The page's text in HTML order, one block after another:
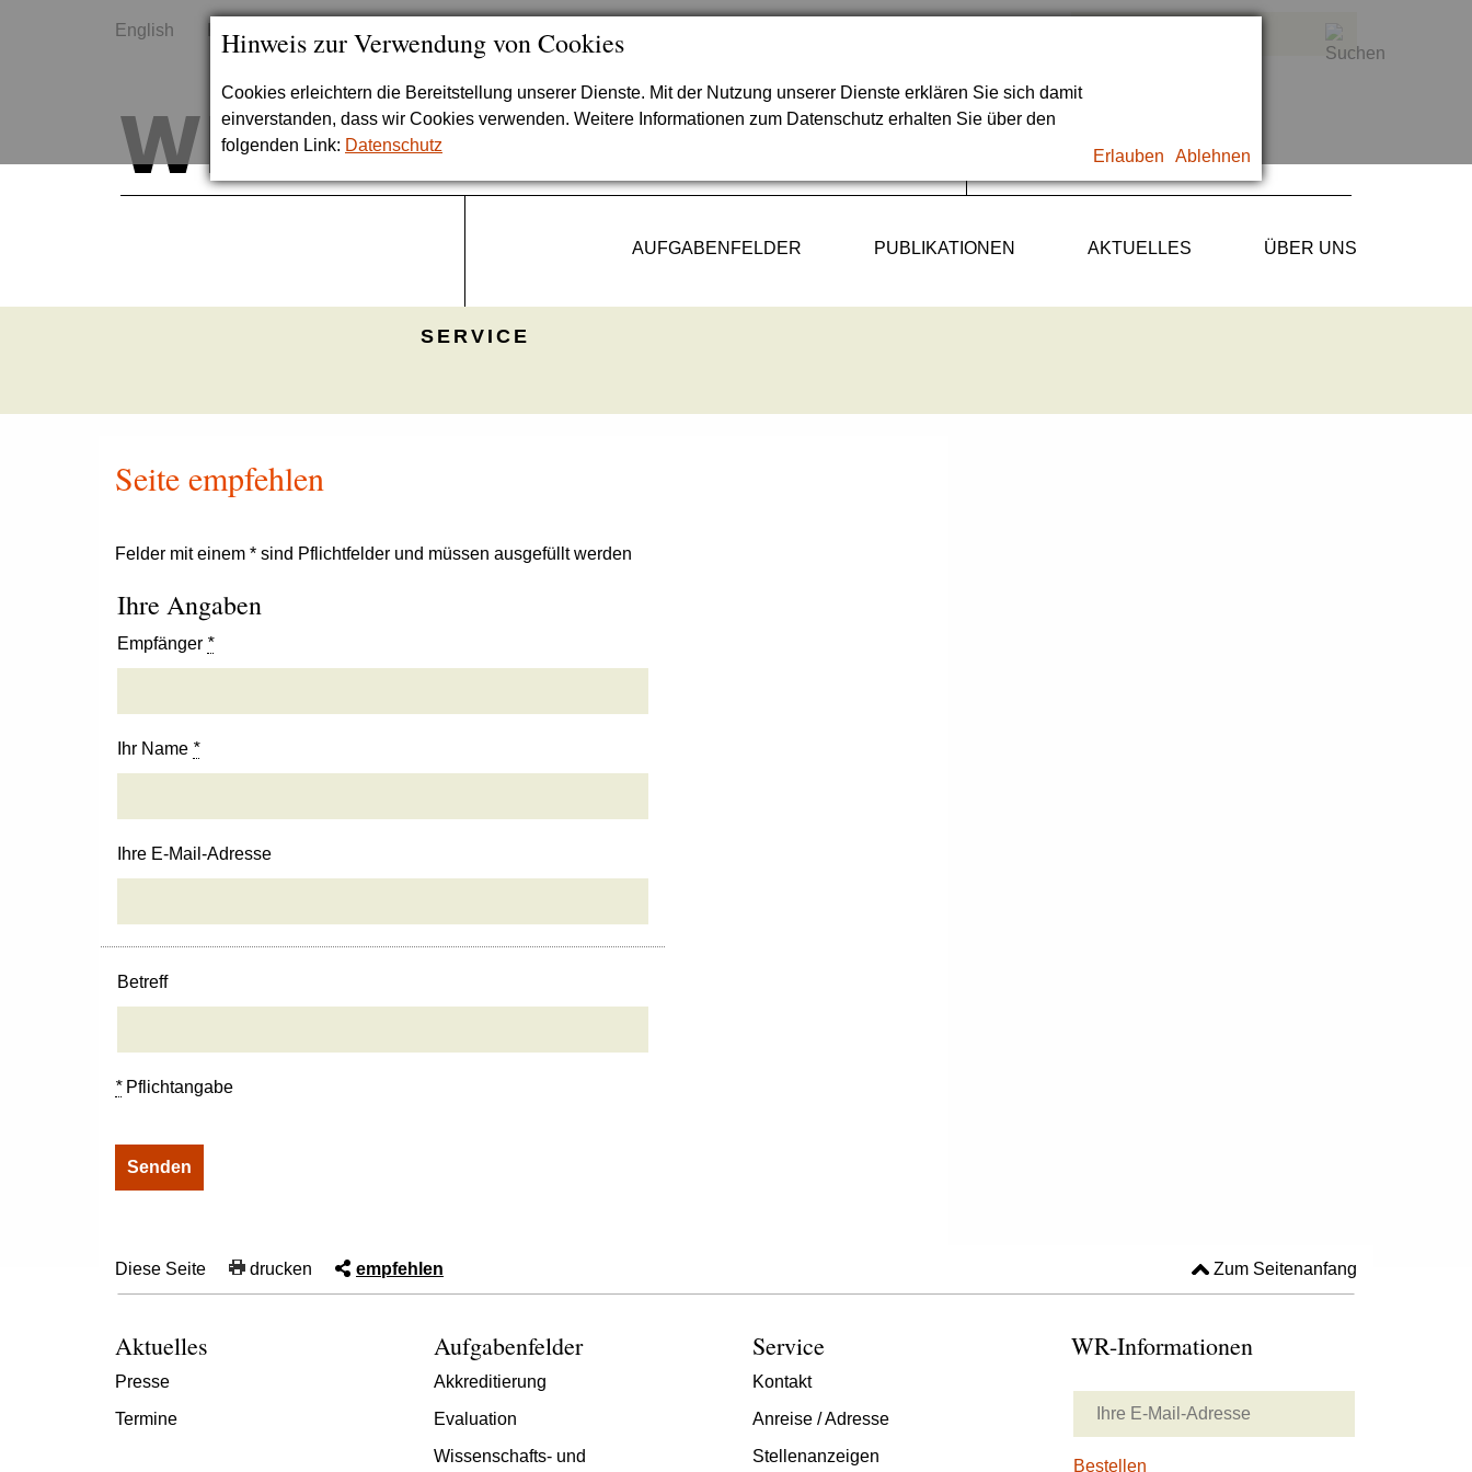
Hinweis zur Verwendung von Cookies
Cookies erleichtern die Bereitstellung unserer Dienste. Mit der Nutzung unserer Dienste erklären Sie sich damit
einverstanden, dass wir Cookies verwenden. Weitere Informationen zum Datenschutz erhalten Sie über den
folgenden Link: Datenschutz
Erlauben Ablehnen
English
AUFGABENFELDER PUBLIKATIONEN AKTUELLES ÜBER UNS
SERVICE
Seite empfehlen
Felder mit einem * sind Pflichtfelder und müssen ausgefüllt werden
Ihre Angaben
Empfänger *
Ihr Name *
Ihre E-Mail-Adresse
Betreff
*Pflichtangabe
Diese Seite drucken empfehlen Zum Seitenanfang
Aktuelles
Presse
Termine
Aufgabenfelder
Akkreditierung
Evaluation
Wissenschafts- und
Service
Kontakt
Anreise / Adresse
Stellenanzeigen
WR-Informationen